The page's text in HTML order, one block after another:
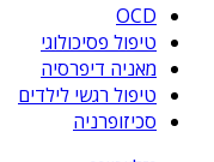
OCD
טיפול פסיכולוגי
מאניה דיפרסיה
טיפול רגשי לילדים
סכיזופרניה